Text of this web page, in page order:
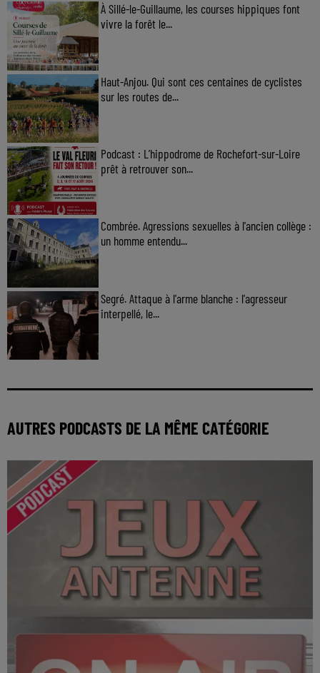
À Sillé-le-Guillaume, les courses hippiques font
vivre la forêt le...
Haut-Anjou. Qui sont ces centaines de cyclistes
sur les routes de...
Podcast : L’hippodrome de Rochefort-sur-Loire
prêt à retrouver son...
Combrée. Agressions sexuelles à l'ancien collège :
un homme entendu...
Segré. Attaque à l'arme blanche : l'agresseur
interpellé, le...
AUTRES PODCASTS DE LA MÊME CATÉGORIE